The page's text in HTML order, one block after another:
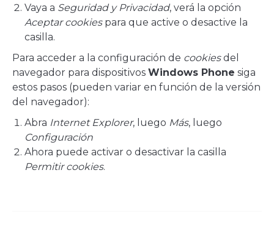
Vaya a Seguridad y Privacidad, verá la opción
Aceptar cookiespara que active o desactive la
casilla.
Para acceder a la configuración de cookiesdel
navegador para dispositivos Windows Phone siga
estos pasos (pueden variar en función de la versión
del navegador):
Abra Internet Explorer, luego Más, luego
Configuración
Ahora puede activar o desactivar la casilla
Permitir cookies.